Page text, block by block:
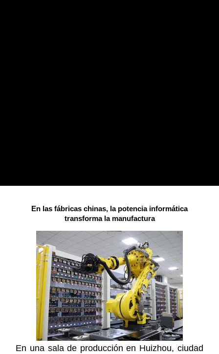
En las fábricas chinas, la potencia informática
transforma la manufactura
En una sala de producción en Huizhou, ciudad